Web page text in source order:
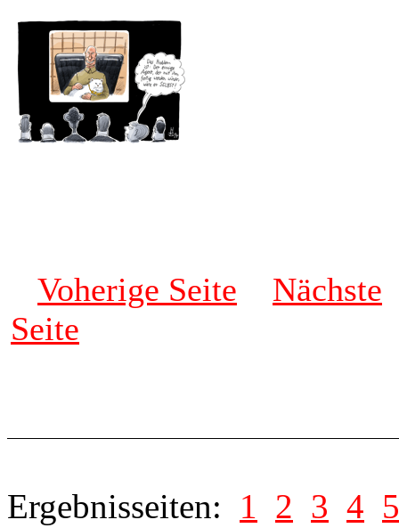
Voherige Seite
Nächste
Seite
Ergebnisseiten: 1 2 3 4 5